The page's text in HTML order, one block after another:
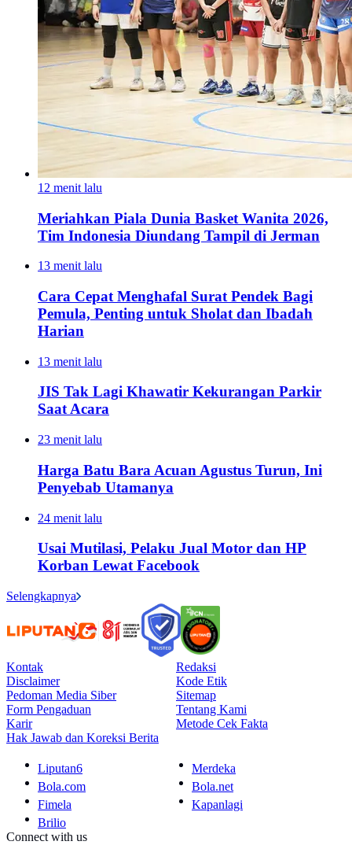
12 menit lalu
Meriahkan Piala Dunia Basket Wanita 2026,
Tim Indonesia Diundang Tampil di Jerman
13 menit lalu
Cara Cepat Menghafal Surat Pendek Bagi
Pemula, Penting untuk Sholat dan Ibadah
Harian
13 menit lalu
JIS Tak Lagi Khawatir Kekurangan Parkir
Saat Acara
23 menit lalu
Harga Batu Bara Acuan Agustus Turun, Ini
Penyebab Utamanya
24 menit lalu
Usai Mutilasi, Pelaku Jual Motor dan HP
Korban Lewat Facebook
Selengkapnya
Kontak
Redaksi
Disclaimer
Kode Etik
Pedoman Media Siber
Sitemap
Form Pengaduan
Tentang Kami
Karir
Metode Cek Fakta
Hak Jawab dan Koreksi Berita
Liputan6
Merdeka
Bola.com
Bola.net
Fimela
Kapanlagi
Brilio
Connect with us